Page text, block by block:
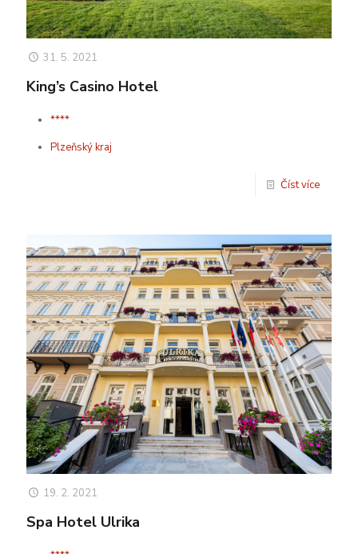
31. 5. 2021
King’s Casino Hotel
****
Plzeňský kraj
Číst více
19. 2. 2021
Spa Hotel Ulrika